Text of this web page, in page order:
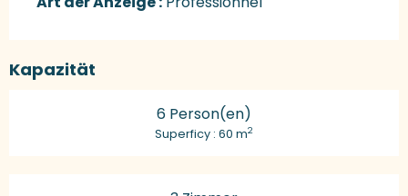
Kapazität
6 Person(en)
Superficy : 60 m2